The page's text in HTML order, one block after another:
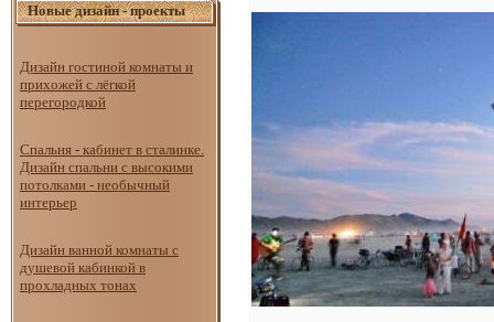
Новые дизайн - проекты
Дизайн гостиной комнаты и
прихожей с лёгкой
перегородкой
Спальня - кабинет в сталинке.
Дизайн спальни с высокими
потолками - необычный
интерьер
Дизайн ванной комнаты с
душевой кабинкой в
прохладных тонах